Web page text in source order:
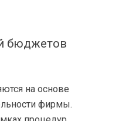
бюджетов
на основе
фирмы.